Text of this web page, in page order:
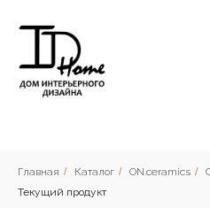
Главная / Каталог / ON.ceramics /
Текущий продукт